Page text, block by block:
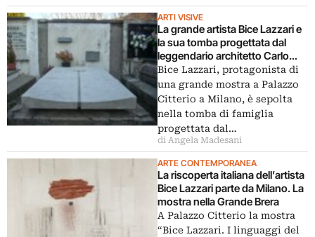
ARTI VISIVE
La grande artista Bice Lazzari e
la sua tomba progettata dal
leggendario architetto Carlo
Scarpa
Bice Lazzari, protagonista di
una grande mostra a Palazzo
Citterio a Milano, è sepolta
nella tomba di famiglia
progettata dal…
di Angela Madesani
ARTE CONTEMPORANEA
La riscoperta italiana dell’artista
Bice Lazzari parte da Milano. La
mostra nella Grande Brera
A Palazzo Citterio la mostra
“Bice Lazzari. I linguaggi del